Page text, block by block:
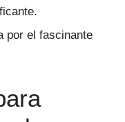
por el fascinante